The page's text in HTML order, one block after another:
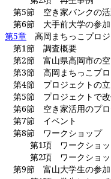
第5節 空き
第6節 大手
第5章 高岡まちっこプロ
第1節 調
第2節 富山県
第3節 高岡まち
第4節 プロジ
第5節 プロジェ
第6節 空き
第7節 イ
第8節 ワー
第1項 ワークショッ
第2項 ワークショッ
第9節 富山